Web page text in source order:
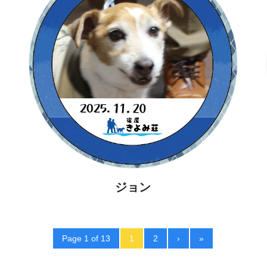
ジョン
Page 1 of 13 1 2 › »